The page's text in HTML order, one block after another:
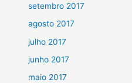
setembro 2017
agosto 2017
julho 2017
junho 2017
maio 2017